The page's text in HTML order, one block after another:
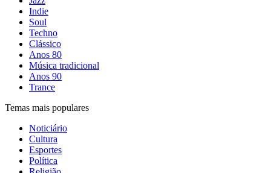
Indie
Soul
Techno
Clássico
Anos 80
Música tradicional
Anos 90
Trance
Temas mais populares
Noticiário
Cultura
Esportes
Política